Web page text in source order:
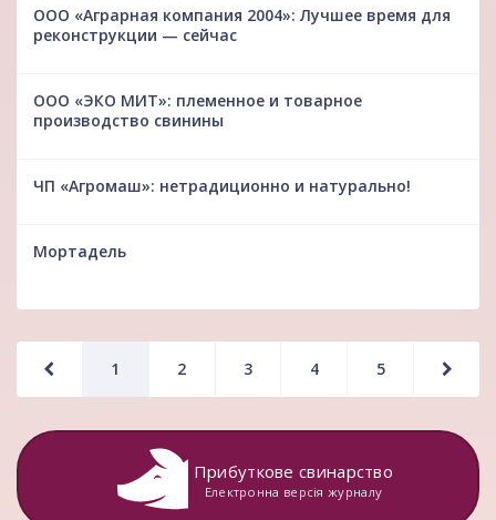
ООО «Аграрная компания 2004»: Лучшее время для
реконструкции — сейчас
ООО «ЭКО МИТ»: племенное и товарное
производство свинины
ЧП «Агромаш»: нетрадиционно и натурально!
Мортадель
1 2 3 4 5
Прибуткове свинарство
Електронна версія журналу